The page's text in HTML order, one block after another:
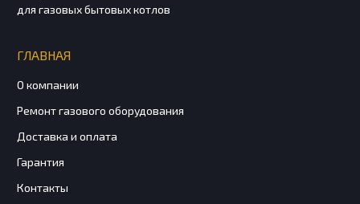
для газовых бытовых котлов
ГЛАВНАЯ
О компании
Ремонт газового оборудования
Доставка и оплата
Гарантия
Контакты